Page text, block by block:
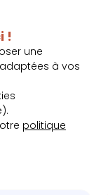
!
une
à vos
politique